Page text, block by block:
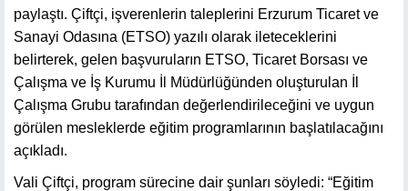
paylaştı. Çiftçi, işverenlerin taleplerini Erzurum Ticaret ve
Sanayi Odasına (ETSO) yazılı olarak ileteceklerini
belirterek, gelen başvuruların ETSO, Ticaret Borsası ve
Çalışma ve İş Kurumu İl Müdürlüğünden oluşturulan İl
Çalışma Grubu tarafından değerlendirileceğini ve uygun
görülen mesleklerde eğitim programlarının başlatılacağını
açıkladı.
Vali Çiftçi, program sürecine dair şunları söyledi: “Eğitim